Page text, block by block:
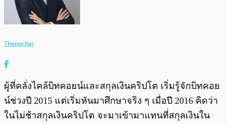
Thongchai
ผู้ที่คลั่งไคล้บิทคอยน์และสกุลเงินคริปโต เริ่มรู้จักบิทคอย
น์ช่วงปี 2015 แต่เริ่มหันมาศึกษาจริง ๆ เมื่อปี 2016 คิดว่า
ในไม่ช้าสกุลเงินคริปโต จะมาเข้ามาแทนที่สกุลเงินใน